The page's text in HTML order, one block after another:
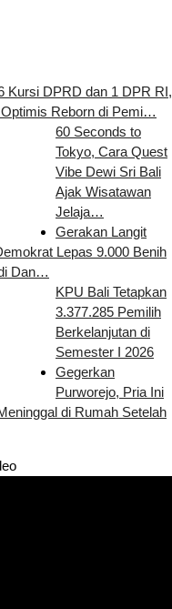
Kursi DPRD dan 1 DPR RI,
Reborn di Pemi…
60 Seconds to
Tokyo, Cara Quest
Vibe Dewi Sri Bali
Ajak Wisatawan
Jelaja…
Gerakan Langit
Lepas 9.000 Benih
Dan…
KPU Bali Tetapkan
3.377.285 Pemilih
Berkelanjutan di
Semester I 2026
Gegerkan
Purworejo, Pria Ini
di Rumah Setelah